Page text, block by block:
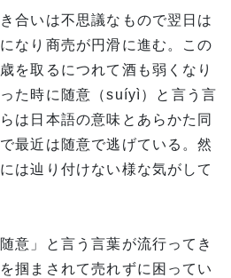
合いは不思議なもので翌日は
なり商売が円滑に進む。この
を取るにつれて酒も弱くなり
た時に随意（suíyì）と言う言
は日本語の意味とあらかた同
最近は随意で逃げている。然
は辿り付けない様な気がして
意」と言う言葉が流行ってき
掴まされて売れずに困ってい